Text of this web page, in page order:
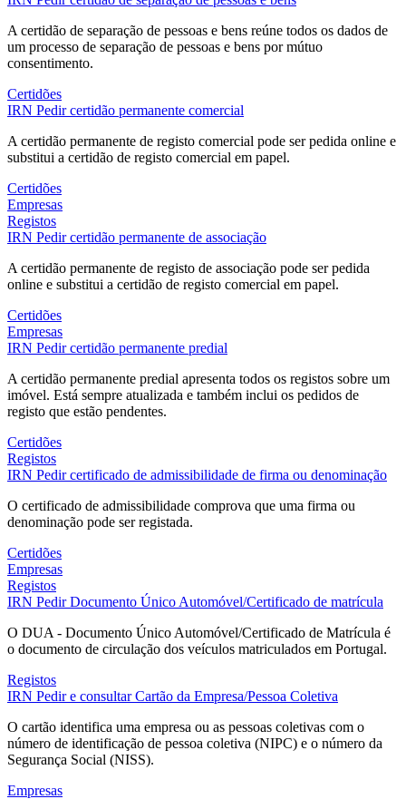
A certidão de separação de pessoas e bens reúne todos os dados de
um processo de separação de pessoas e bens por mútuo
consentimento.
Certidões
IRN Pedir certidão permanente comercial
A certidão permanente de registo comercial pode ser pedida online e
substitui a certidão de registo comercial em papel.
Certidões
Empresas
Registos
IRN Pedir certidão permanente de associação
A certidão permanente de registo de associação pode ser pedida
online e substitui a certidão de registo comercial em papel.
Certidões
Empresas
IRN Pedir certidão permanente predial
A certidão permanente predial apresenta todos os registos sobre um
imóvel. Está sempre atualizada e também inclui os pedidos de
registo que estão pendentes.
Certidões
Registos
IRN Pedir certificado de admissibilidade de firma ou denominação
O certificado de admissibilidade comprova que uma firma ou
denominação pode ser registada.
Certidões
Empresas
Registos
IRN Pedir Documento Único Automóvel/Certificado de matrícula
O DUA - Documento Único Automóvel/Certificado de Matrícula é
o documento de circulação dos veículos matriculados em Portugal.
Registos
IRN Pedir e consultar Cartão da Empresa/Pessoa Coletiva
O cartão identifica uma empresa ou as pessoas coletivas com o
número de identificação de pessoa coletiva (NIPC) e o número da
Segurança Social (NISS).
Empresas